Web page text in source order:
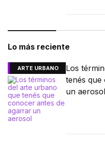
Lo más reciente
ARTE URBANO
Los
tenés que
un aerosol